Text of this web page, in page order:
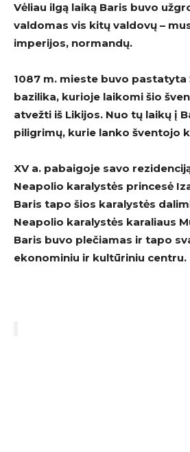
Vėliau ilgą laiką Baris buvo
valdomas vis kitų valdovų –
imperijos, normandų.
1087 m. mieste buvo pastatyta
bazilika, kurioje laikomi šio
atvežti iš Likijos. Nuo tų laikų į
piligrimų, kurie lanko šventojo
XV a. pabaigoje savo
Neapolio karalystės princesė
Baris tapo šios karalystės
Neapolio karalystės karaliaus
Baris buvo plečiamas ir tapo
ekonominiu ir kultūriniu centru.